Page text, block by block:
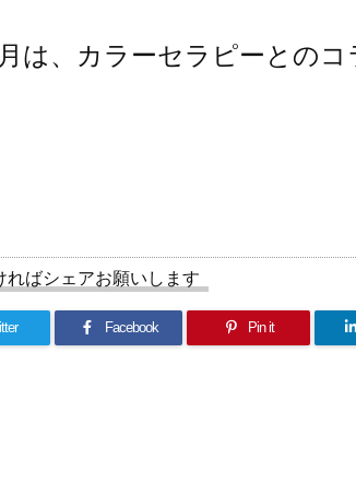
は、カラーセラピーとのコ
ればシェアお願いします
Facebook Pin it